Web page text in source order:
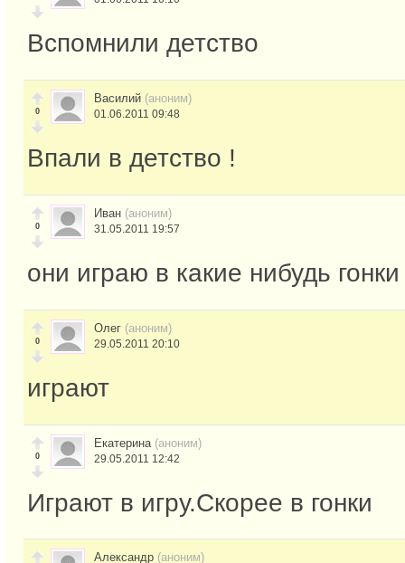
Вспомнили детство
0
Василий (аноним)
01.06.2011 09:48
Впали в детство !
0
Иван (аноним)
31.05.2011 19:57
они играю в какие нибудь
0
Олег (аноним)
29.05.2011 20:10
играют
0
Екатерина (аноним)
29.05.2011 12:42
Играют в игру.Скорее в гонки
Александр (аноним)